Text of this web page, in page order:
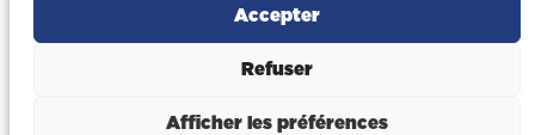
Accepter
Refuser
Afficher les préférences